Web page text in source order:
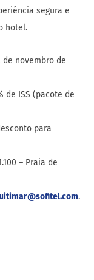
segura e
hotel.
novembro de
de ISS (pacote de
para
– Praia de
.